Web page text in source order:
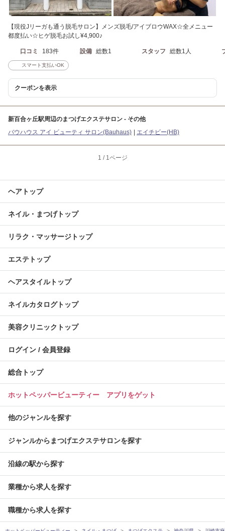
【現役Jリーガも通う脱毛サロン】メンズ脱毛/アイブロウWAX☆全メニュー
都度払い☆ヒゲ脱毛お試し¥4,900♪
口コミ 183件 設備 総数1 スタッフ 総数1人
スマート支払いOK
クーポンを表示
新百合ヶ丘駅周辺のまつげエクステサロン - その他
バウハウス アイ ビューティ サロン(Bauhaus)
エイチビー(HB)
1 / 1ページ
ヘアトップ
ネイル・まつげトップ
リラク・マッサージトップ
エステトップ
ヘアスタイルトップ
ネイルカタログトップ
美容クリニックトップ
ログイン / 会員登録
総合トップ
ホットペッパービューティー アプリをゲット
他のジャンルを探す
ジャンルからまつげエクステサロンを探す
沿線の駅から探す
業種から求人を探す
職種から求人を探す